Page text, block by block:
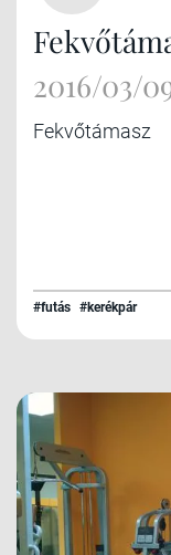
2016/03/
Fekvőtámasz
#futás #kerékpár